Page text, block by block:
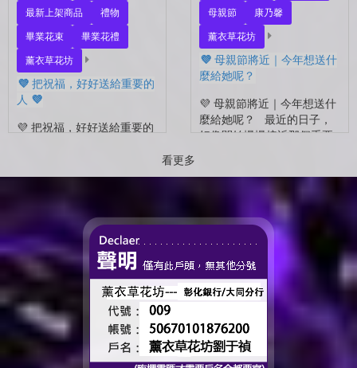
最新上架商品
禮物
畢業花束
畢業花禮
薰衣草花坊
💜 把祝福，好好送給重要的
人 💜
💜 把祝福，好好送給重要的
很多，準備往下一段生活前
母親節
康乃馨
薰衣草花坊
💜 母親節將近｜今年想送什
麼給她呢？
💜 母親節將近｜今年想送什
麼給她呢？ 最近的日子，
好像開始慢慢接近那個重要
——有一個人，一直都...
看更多